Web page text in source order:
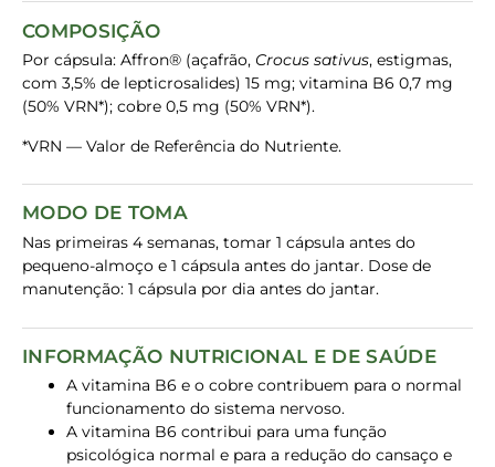
COMPOSIÇÃO
Por cápsula: Affron® (açafrão, Crocus sativus, estigmas,
com 3,5% de lepticrosalides) 15 mg; vitamina B6 0,7 mg
(50% VRN*); cobre 0,5 mg (50% VRN*).
*VRN — Valor de Referência do Nutriente.
MODO DE TOMA
Nas primeiras 4 semanas, tomar 1 cápsula antes do
pequeno-almoço e 1 cápsula antes do jantar. Dose de
manutenção: 1 cápsula por dia antes do jantar.
INFORMAÇÃO NUTRICIONAL E DE SAÚDE
A vitamina B6 e o cobre contribuem para o normal
funcionamento do sistema nervoso.
A vitamina B6 contribui para uma função
psicológica normal e para a redução do cansaço e